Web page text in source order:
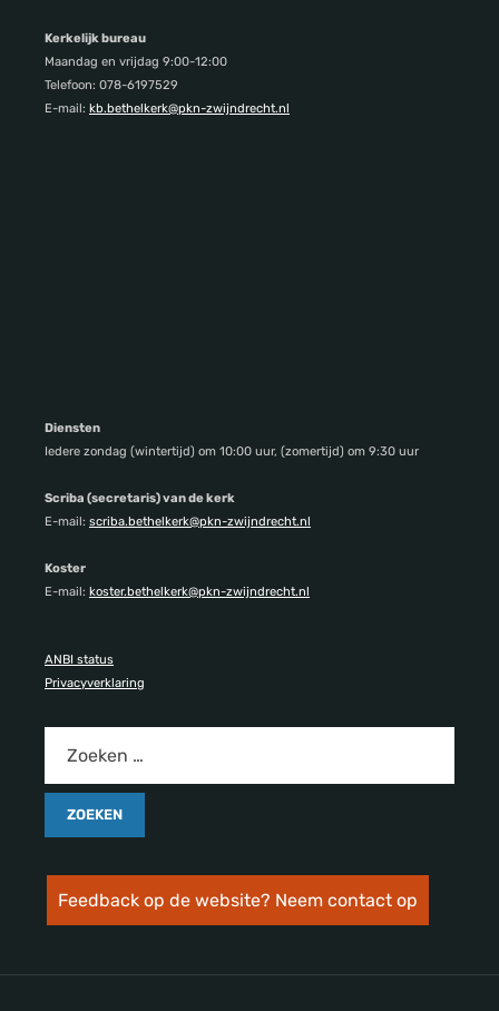
Kerkelijk bureau
Maandag en vrijdag 9:00-12:00
Telefoon: 078-6197529
E-mail: kb.bethelkerk@pkn-zwijndrecht.nl
Diensten
Iedere zondag (wintertijd) om 10:00 uur, (zomertijd) om 9:30 uur
Scriba (secretaris) van de kerk
E-mail: scriba.bethelkerk@pkn-zwijndrecht.nl
Koster
E-mail: koster.bethelkerk@pkn-zwijndrecht.nl
ANBI status
Privacyverklaring
Feedback op de website? Neem contact op